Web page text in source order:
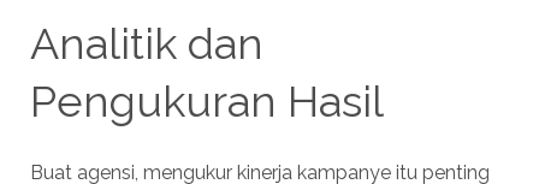
Analitik dan
Pengukuran Hasil
Buat agensi, mengukur kinerja kampanye itu penting